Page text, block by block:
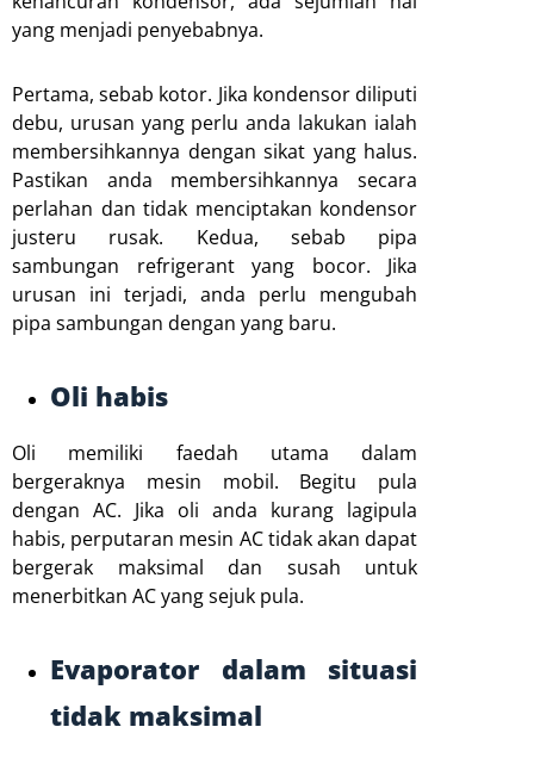
yang menjadi penyebabnya.
Pertama, sebab kotor. Jika kondensor diliputi
debu, urusan yang perlu anda lakukan ialah
membersihkannya dengan sikat yang halus.
Pastikan anda membersihkannya secara
perlahan dan tidak menciptakan kondensor
justeru rusak. Kedua, sebab pipa
sambungan refrigerant yang bocor. Jika
urusan ini terjadi, anda perlu mengubah
pipa sambungan dengan yang baru.
Oli habis
Oli memiliki faedah utama dalam
bergeraknya mesin mobil. Begitu pula
dengan AC. Jika oli anda kurang lagipula
habis, perputaran mesin AC tidak akan dapat
bergerak maksimal dan susah untuk
menerbitkan AC yang sejuk pula.
Evaporator dalam situasi
tidak maksimal